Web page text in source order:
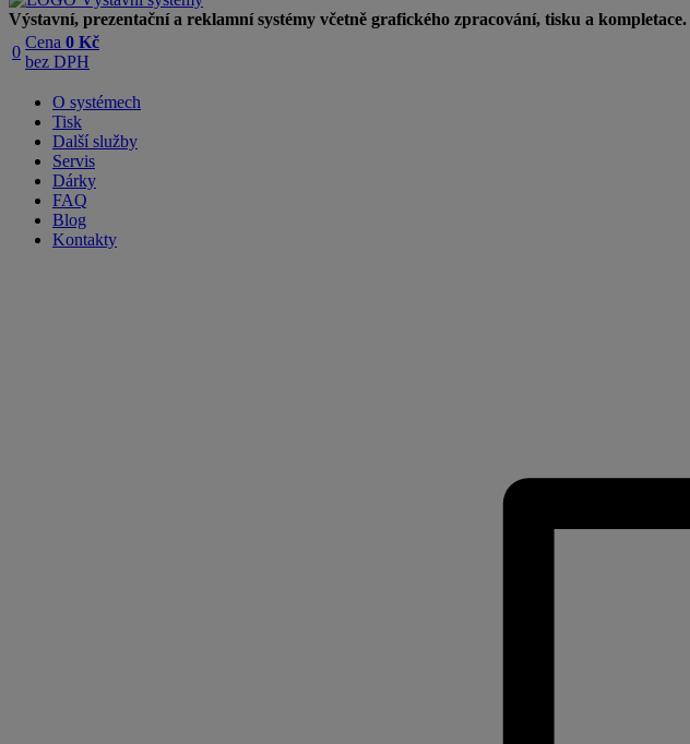
Výstavní, prezentační a reklamní systémy včetně grafického zpracování, tisku a kompletace.
0
Cena 0 Kč
bez DPH
O systémech
Tisk
Další služby
Servis
Dárky
FAQ
Blog
Kontakty